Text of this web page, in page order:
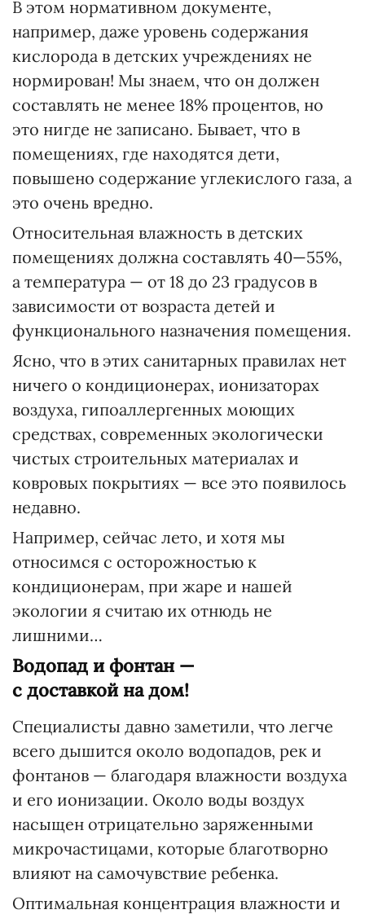
В этом нормативном документе,
например, даже уровень содержания
кислорода в детских учреждениях не
нормирован! Мы знаем, что он должен
составлять не менее 18% процентов, но
это нигде не записано. Бывает, что в
помещениях, где находятся дети,
повышено содержание углекислого газа, а
это очень вредно.
Относительная влажность в детских
помещениях должна составлять 40—55%,
а температура — от 18 до 23 градусов в
зависимости от возраста детей и
функционального назначения помещения.
Ясно, что в этих санитарных правилах нет
ничего о кондиционерах, ионизаторах
воздуха, гипоаллергенных моющих
средствах, современных экологически
чистых строительных материалах и
ковровых покрытиях — все это появилось
недавно.
Например, сейчас лето, и хотя мы
относимся с осторожностью к
кондиционерам, при жаре и нашей
экологии я считаю их отнюдь не
лишними…
Водопад и фонтан —
с доставкой на дом!
Специалисты давно заметили, что легче
всего дышится около водопадов, рек и
фонтанов — благодаря влажности воздуха
и его ионизации. Около воды воздух
насыщен отрицательно заряженными
микрочастицами, которые благотворно
влияют на самочувствие ребенка.
Оптимальная концентрация влажности и